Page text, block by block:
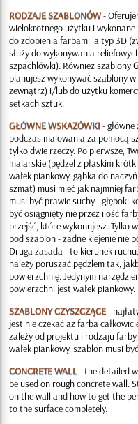
RODZAJE SZABLONÓW-
wielokrotnego użytku i
do zdobienia farbami, a typ 3D
służy do wykonywania
szpachlówki). Również szablony
planujesz wykonywać szablony
zewnątrz) i/lub do użytku
setkach sztuk.
GŁÓWNE WSKAZÓWKI -
podczas malowania za pomocą
tylko dwie rzeczy. Po pierwsze,
malarskie (pędzel z płaskim
wałek piankowy, gąbka do
szmat) musi mieć jak najmniej
musi być prawie suchy - głęboki
być osiągnięty nie przez ilość
przejść, które wykonujesz. Tylko
pod szablon - żadne klejenie nie
Druga zasada - to kierunek
należy poruszać pędzlem tak,
powierzchnię. Jedynym
powierzchni jest wałek piankowy.
SZABLONY CZYSZCZĄCE-
jest nie czekać aż farba
zależy od projektu i rodzaju
wałek piankowy, szablon musi
CONCRETE WALL- the detailed
be used on rough concrete wall.
on the wall and how to get the
to the surface completely.